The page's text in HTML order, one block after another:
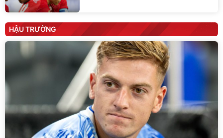
HẬU TRƯỜNG